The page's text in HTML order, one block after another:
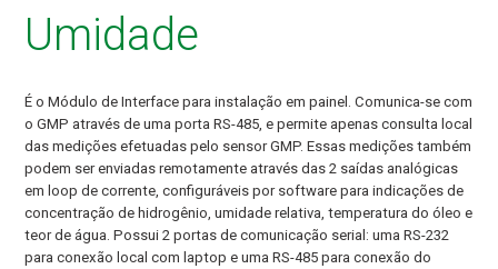
Umidade
É o Módulo de Interface para instalação em painel. Comunica-se com
o GMP através de uma porta RS-485, e permite apenas consulta local
das medições efetuadas pelo sensor GMP. Essas medições também
podem ser enviadas remotamente através das 2 saídas analógicas
em loop de corrente, configuráveis por software para indicações de
concentração de hidrogênio, umidade relativa, temperatura do óleo e
teor de água. Possui 2 portas de comunicação serial: uma RS-232
para conexão local com laptop e uma RS-485 para conexão do